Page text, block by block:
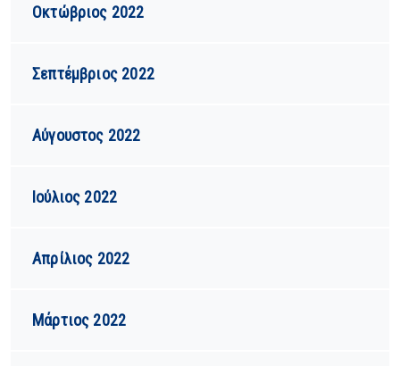
Οκτώβριος 2022
Σεπτέμβριος 2022
Αύγουστος 2022
Ιούλιος 2022
Απρίλιος 2022
Μάρτιος 2022